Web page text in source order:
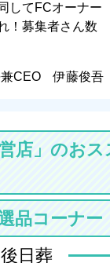
してFCオーナー
！募集者さん数
CEO 伊藤俊吾
店」のおス
品コーナー
日葬